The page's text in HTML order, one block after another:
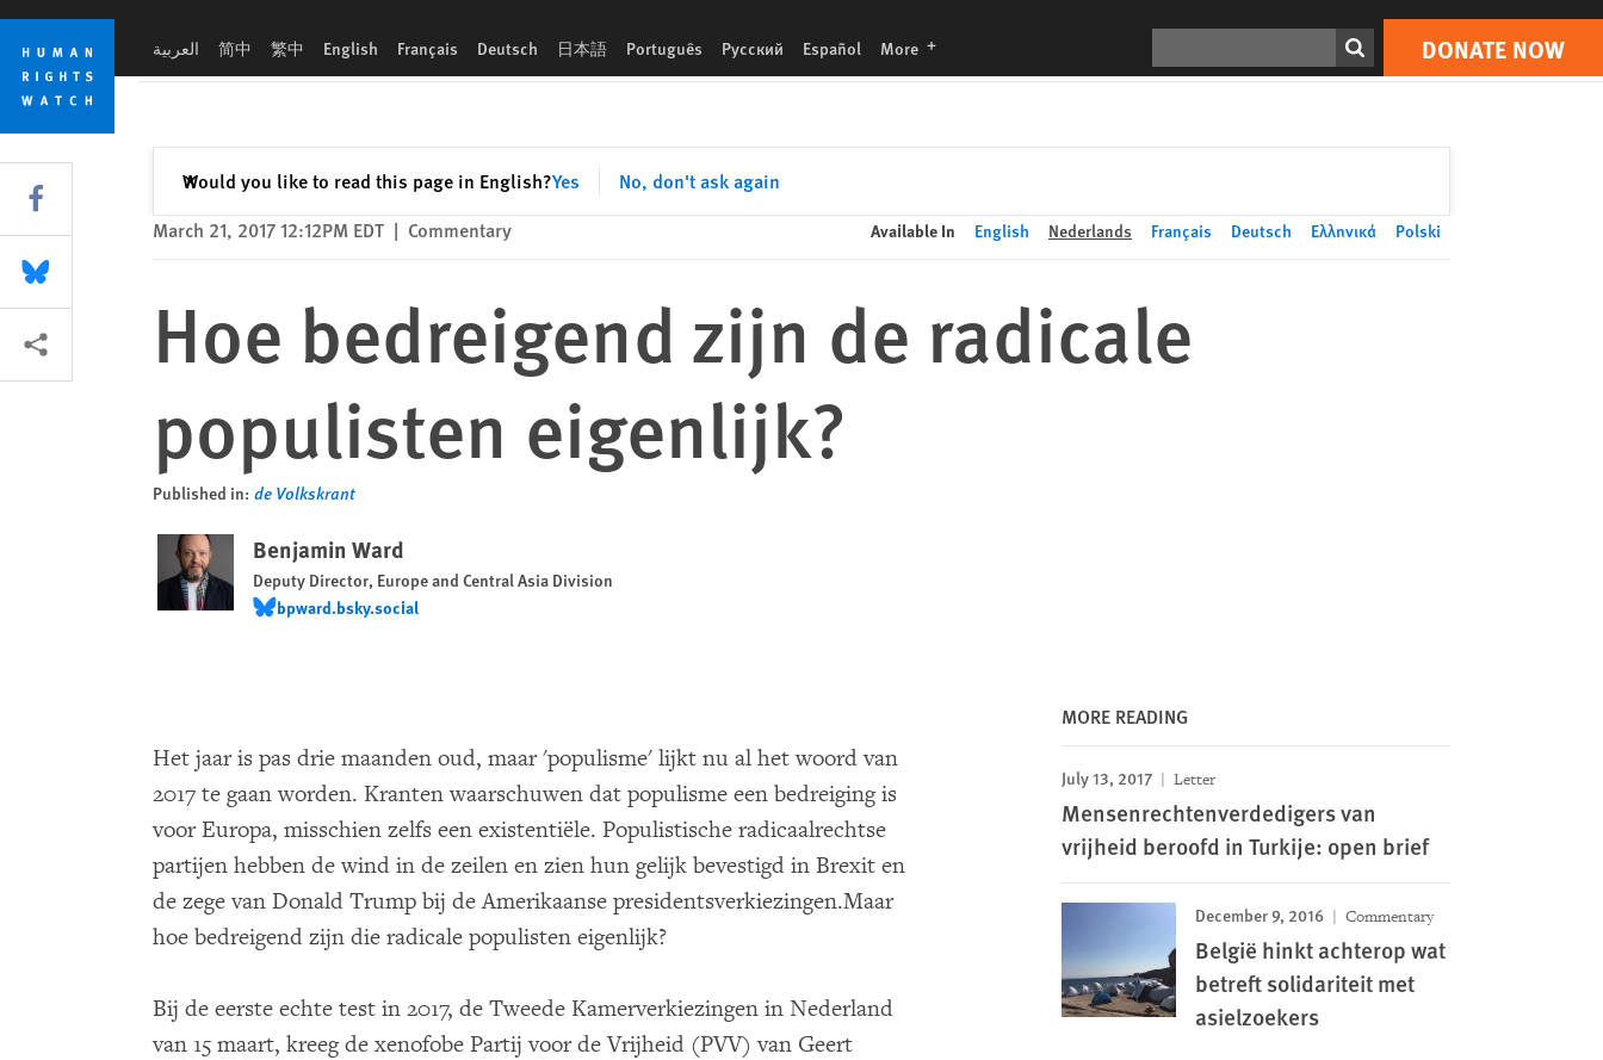
Skip
cookie
privacy
notice
Skip
main
content
العربية 简中 繁中 English Français Deutsch 日本語 Português Русский Español More languages DONATE NOW
Would you like to read this page in English?Yes No, don't ask again
✕Close
Print DONATE NOW
March 21, 2017 12:12PM EDT | Commentary Available In English Nederlands Français Deutsch Ελληνικά Polski
Hoe bedreigend zijn de radicale
populisten eigenlijk?
Published in: de Volkskrant
Benjamin Ward
Deputy Director, Europe and Central Asia Division
bpward.bsky.social
bpward.bsky.social
Het jaar is pas drie maanden oud, maar 'populisme' lijkt nu al het woord van
2017 te gaan worden. Kranten waarschuwen dat populisme een bedreiging is
voor Europa, misschien zelfs een existentiële. Populistische radicaalrechtse
partijen hebben de wind in de zeilen en zien hun gelijk bevestigd in Brexit en
de zege van Donald Trump bij de Amerikaanse presidentsverkiezingen.Maar
hoe bedreigend zijn die radicale populisten eigenlijk?
Bij de eerste echte test in 2017, de Tweede Kamerverkiezingen in Nederland
van 15 maart, kreeg de xenofobe Partij voor de Vrijheid (PVV) van Geert
MORE READING
July 13, 2017 Letter
Mensenrechtenverdedigers van
vrijheid beroofd in Turkije: open brief
December 9, 2016 Commentary
België hinkt achterop wat
betreft solidariteit met
asielzoekers
Share this via Facebook
Share this via Bluesky
More sharing options